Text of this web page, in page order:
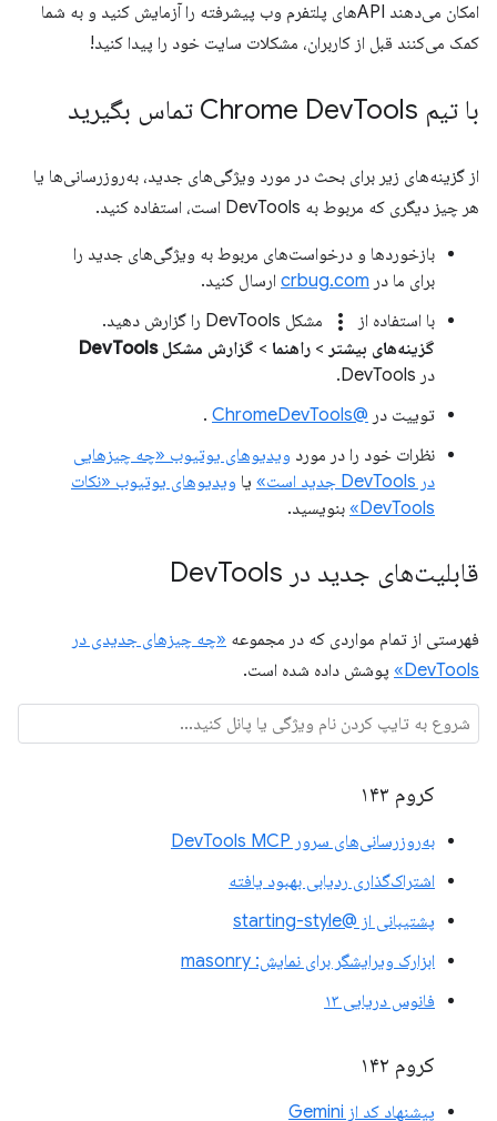
امکان می‌دهند APIهای پلتفرم وب پیشرفته را آزمایش کنید و به شما
کمک می‌کنند قبل از کاربران، مشکلات سایت خود را پیدا کنید!
با تیم Chrome Dev Tools تماس بگیرید
از گزینه‌های زیر برای بحث در مورد ویژگی‌های جدید، به‌روزرسانی‌ها یا
هر چیز دیگری که مربوط به DevTools است، استفاده کنید.
بازخوردها و درخواست‌های مربوط به ویژگی‌های جدید را
برای ما در crbug.com ارسال کنید.
با استفاده از
more_vert
مشکل DevTools را گزارش دهید.
گزینه‌های بیشتر > راهنما > گزارش مشکل DevTools
در DevTools.
توییت در @ChromeDevTools
.
نظرات خود را در مورد ویدیوهای یوتیوب «چه چیزهایی
در DevTools جدید است»
یا ویدیوهای یوتیوب «نکات
DevTools»
بنویسید.
قابلیت‌های جدید در Dev Tools
فهرستی از تمام مواردی که در مجموعه «چه چیزهای جدیدی در
DevTools»
پوشش داده شده است.
کروم ۱۴۳
به‌روزرسانی‌های سرور DevTools MCP
اشتراک‌گذاری ردیابی بهبود یافته
پشتیبانی از @starting-style
ابزارک ویرایشگر برای نمایش: masonry
فانوس دریایی ۱۳
کروم ۱۴۲
پیشنهاد کد از Gemini